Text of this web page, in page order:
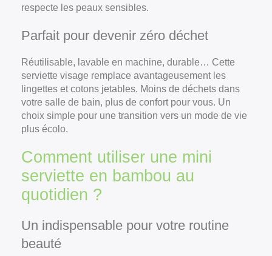
respecte les peaux sensibles.
Parfait pour devenir zéro déchet
Réutilisable, lavable en machine, durable… Cette
serviette visage remplace avantageusement les
lingettes et cotons jetables. Moins de déchets dans
votre salle de bain, plus de confort pour vous. Un
choix simple pour une transition vers un mode de vie
plus écolo.
Comment utiliser une mini
serviette en bambou au
quotidien ?
Un indispensable pour votre routine
beauté